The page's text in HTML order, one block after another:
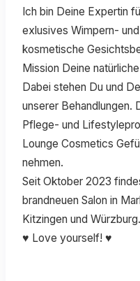
Ich bin Deine Expertin
exlusives Wimpern-
kosmetische
Mission Deine
Dabei stehen Du und
unserer Behandlungen.
Pflege- und
Lounge Cosmetics
nehmen.
Seit Oktober 2023
brandneuen Salon in
Kitzingen und Würzburg.
♥ Love yourself! ♥